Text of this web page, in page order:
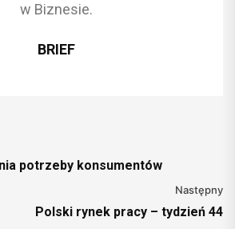
w Biznesie.
BRIEF
potrzeby konsumentów
Następny
Polski rynek pracy – tydzień 44